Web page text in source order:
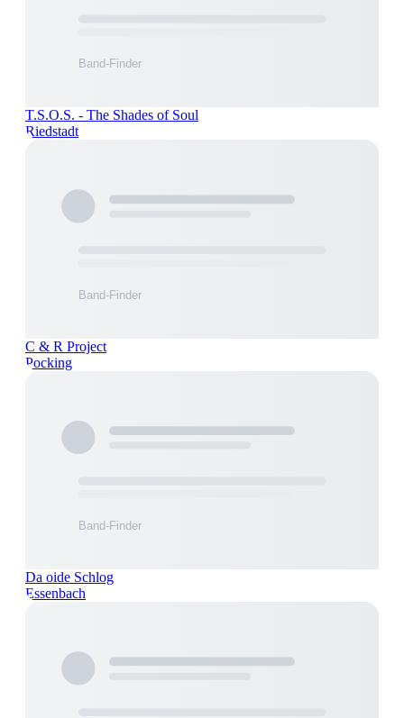
T.S.O.S. - The Shades of Soul
Riedstadt
C & R Project
Pocking
Da oide Schlog
Essenbach